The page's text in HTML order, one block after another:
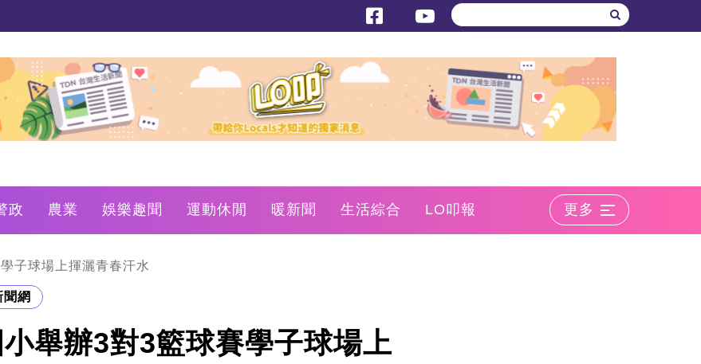
政 農業 娛樂趣聞 運動休閒 暖新聞 生活綜合
LO叩報
更多
子球場上揮灑青春汗水
聞網
舉辦3對3籃球賽學子球場上